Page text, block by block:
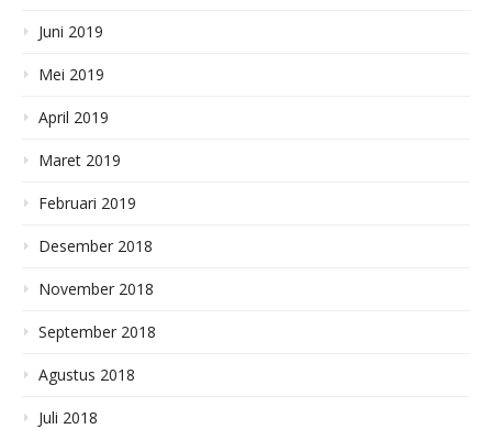
Juni 2019
Mei 2019
April 2019
Maret 2019
Februari 2019
Desember 2018
November 2018
September 2018
Agustus 2018
Juli 2018